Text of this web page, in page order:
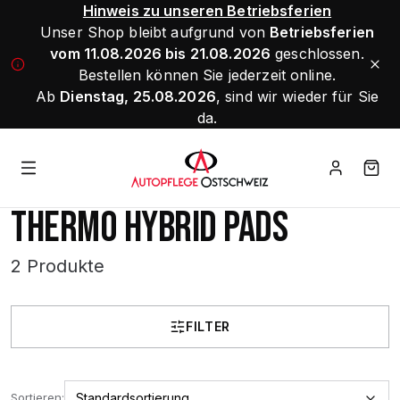
Hinweis zu unseren Betriebsferien
Unser Shop bleibt aufgrund von Betriebsferien
vom 11.08.2026 bis 21.08.2026 geschlossen.
Bestellen können Sie jederzeit online.
Ab Dienstag, 25.08.2026, sind wir wieder für Sie
da.
THERMO HYBRID PADS
2 Produkte
FILTER